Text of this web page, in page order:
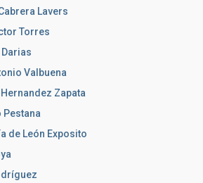
Lavers
Torres
Valbuena
Zapata
Pestana
de León Exposito